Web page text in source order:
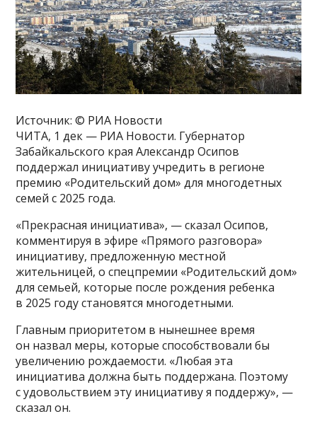
Источник: © РИА Новости
ЧИТА, 1 дек — РИА Новости. Губернатор
Забайкальского края Александр Осипов
поддержал инициативу учредить в регионе
премию «Родительский дом» для многодетных
семей с 2025 года.
«Прекрасная инициатива», — сказал Осипов,
комментируя в эфире «Прямого разговора»
инициативу, предложенную местной
жительницей, о спецпремии «Родительский дом»
для семьей, которые после рождения ребенка
в 2025 году становятся многодетными.
Главным приоритетом в нынешнее время
он назвал меры, которые способствовали бы
увеличению рождаемости. «Любая эта
инициатива должна быть поддержана. Поэтому
с удовольствием эту инициативу я поддержу», —
сказал он.